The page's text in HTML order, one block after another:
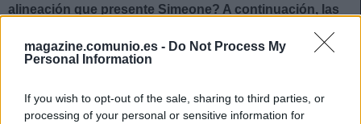
magazine.comunio.es - Do Not Process My
Personal Information
If you wish to opt-out of the sale, sharing to third parties, or
processing of your personal or sensitive information for
alineación que presente Simeone? A continuación, las
Levante
Posible alineación: Aitor Fernández – Miramón (Son),
Rubén Vezo, Rober Pier, Clerc (Franquesa) – Malsa,